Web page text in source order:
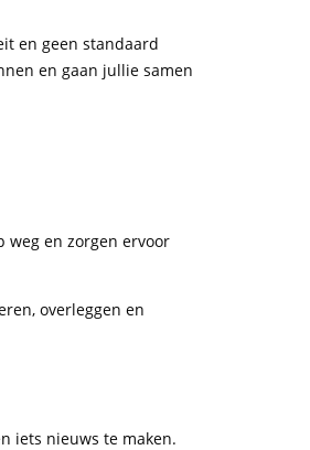
en geen standaard
en gaan jullie samen
en zorgen ervoor
overleggen en
iets nieuws te maken.